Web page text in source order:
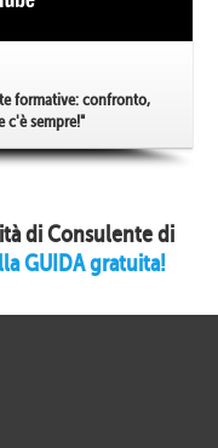
formative: confronto,
c'è sempre!"
di Consulente di
GUIDA gratuita!